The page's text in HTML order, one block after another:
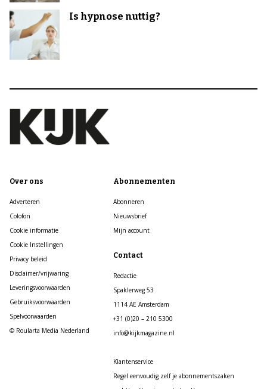
Is hypnose nuttig?
Over ons
Adverteren
Colofon
Cookie informatie
Cookie Instellingen
Privacy beleid
Disclaimer/vrijwaring
Leveringsvoorwaarden
Gebruiksvoorwaarden
Spelvoorwaarden
© Roularta Media Nederland
Abonnementen
Abonneren
Nieuwsbrief
Mijn account
Contact
Redactie
Spaklerweg 53
1114 AE Amsterdam
+31 (0)20 – 210 5300
info@kijkmagazine.nl
Klantenservice
Regel eenvoudig zelf je abonnementszaken